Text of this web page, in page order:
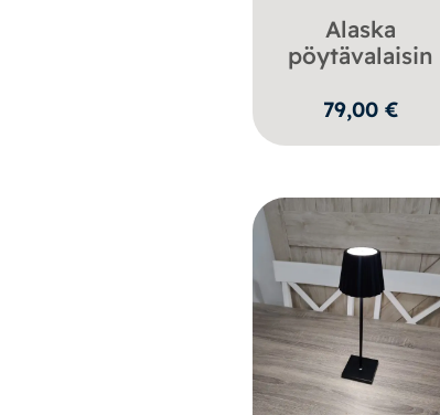
Alaska
pöytävalaisin
79,00 €